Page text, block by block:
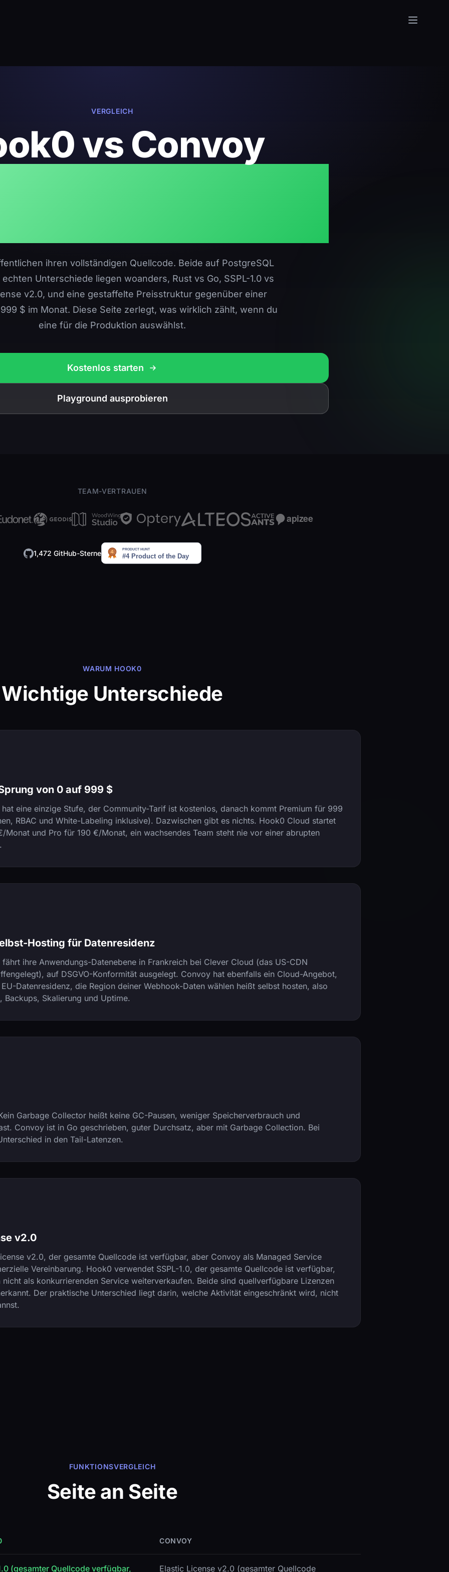
VERGLEICH
vs Convoy
ihren vollständigen Quellcode. Beide auf PostgreSQL
Unterschiede liegen woanders, Rust vs Go, SSPL-1.0 vs
v2.0, und eine gestaffelte Preisstruktur gegenüber einer
$ im Monat. Diese Seite zerlegt, was wirklich zählt, wenn du
eine für die Produktion auswählst.
Kostenlos starten
Playground ausprobieren
TEAM-VERTRAUEN
1,472 GitHub-Sterne
WARUM HOOK0
Wichtige Unterschiede
von 0 auf 999 $
eine einzige Stufe, der Community-Tarif ist kostenlos, danach kommt Premium für 999
RBAC und White-Labeling inklusive). Dazwischen gibt es nichts. Hook0 Cloud startet
und Pro für 190 €/Monat, ein wachsendes Team steht nie vor einer abrupten
Hosting für Datenresidenz
ihre Anwendungs-Datenebene in Frankreich bei Clever Cloud (das US-CDN
auf DSGVO-Konformität ausgelegt. Convoy hat ebenfalls ein Cloud-Angebot,
Datenresidenz, die Region deiner Webhook-Daten wählen heißt selbst hosten, also
Skalierung und Uptime.
Garbage Collector heißt keine GC-Pausen, weniger Speicherverbrauch und
Convoy ist in Go geschrieben, guter Durchsatz, aber mit Garbage Collection. Bei
in den Tail-Latenzen.
v2.0
v2.0, der gesamte Quellcode ist verfügbar, aber Convoy als Managed Service
Vereinbarung. Hook0 verwendet SSPL-1.0, der gesamte Quellcode ist verfügbar,
als konkurrierenden Service weiterverkaufen. Beide sind quellverfügbare Lizenzen
Der praktische Unterschied liegt darin, welche Aktivität eingeschränkt wird, nicht
FUNKTIONSVERGLEICH
Seite an Seite
CONVOY
(gesamter Quellcode verfügbar, Elastic License v2.0 (gesamter Quellcode